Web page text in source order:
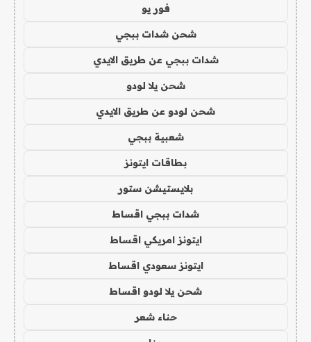
فور يو
شحن شدات ببجي
شدات ببجي عن طريق الايدي
شحن يلا لودو
شحن لودو عن طريق الايدي
شعبية ببجي
بطاقات ايتونز
بلايستيشن ستور
شدات ببجي اقساط
ايتونز امريكي اقساط
ايتونز سعودي اقساط
شحن يلا لودو اقساط
حناء شعر